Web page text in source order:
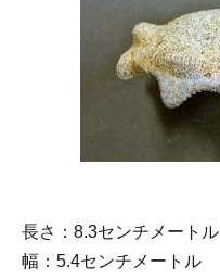
長さ：8.3センチメートル
幅：5.4センチメートル